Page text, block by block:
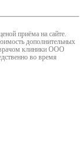
приёма на сайте.
дополнительных
врачом клиники ООО
во время